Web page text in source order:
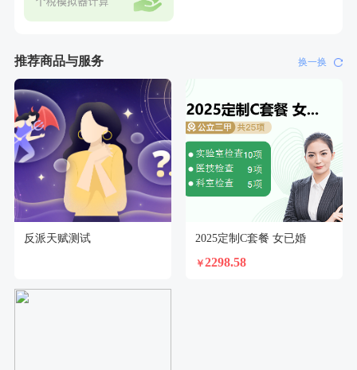
推荐商品与服务 换一换
反派天赋测试 2025定制C套餐 女已婚
￥2298.58